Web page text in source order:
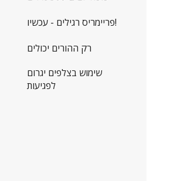
פריימריס רגילים - עכשיו!
רק ההורים יכולים
שימוש בצלפים יגרום
לפגיעות